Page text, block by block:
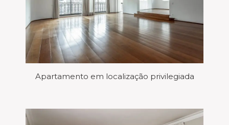
Apartamento em localização privilegiada